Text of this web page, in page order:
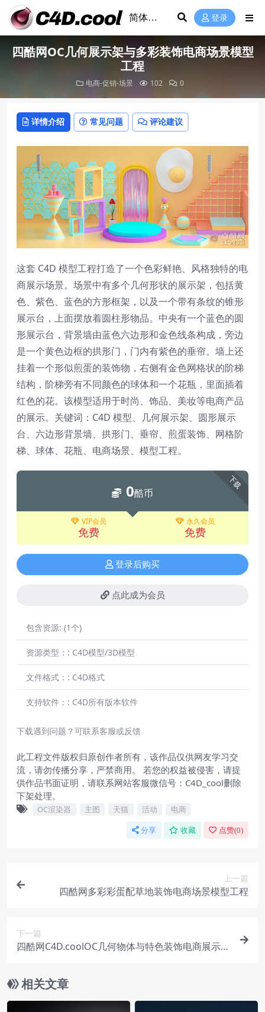
登录
四酷网OC几何展示架与多彩装饰电商场景模型
工程
电商-促销-场景 102 0
详情介绍 常见问题 评论建议
这套 C4D 模型工程打造了一个色彩鲜艳、风格独特的电
商展示场景。场景中有多个几何形状的展示架，包括黄
色、紫色、蓝色的方形框架，以及一个带有条纹的锥形
展示台，上面摆放着圆柱形物品。中央有一个蓝色的圆
形展示台，背景墙由蓝色六边形和金色线条构成，旁边
是一个黄色边框的拱形门，门内有紫色的垂帘。墙上还
挂着一个形似煎蛋的装饰物，右侧有金色网格状的阶梯
结构，阶梯旁有不同颜色的球体和一个花瓶，里面插着
红色的花。该模型适用于时尚、饰品、美妆等电商产品
的展示。关键词：C4D 模型、几何展示架、圆形展示
台、六边形背景墙、拱形门、垂帘、煎蛋装饰、网格阶
梯、球体、花瓶、电商场景、模型工程。
下载
0酷币
VIP会员
免费
永久会员
免费
登录后购买
点此成为会员
包含资源: (1个)
资源类型：: C4D模型/3D模型
文件格式：: C4D格式
支持软件：: C4D所有版本软件
下载遇到问题？可联系客服或反馈
此工程文件版权归原创作者所有，该作品仅供网友学习交
流，请勿传播分享，严禁商用。 若您的权益被侵害，请提
供作品书面证明，请联系网站客服微信号：C4D_cool删除
下架处理。
OC渲染器 主图 天猫 活动 电商
分享 收藏 点赞(0)
上一篇
四酷网多彩彩蛋配草地装饰电商场景模型工程
下一篇
四酷网C4D.coolOC几何物体与特色装饰电商展示场
相关文章